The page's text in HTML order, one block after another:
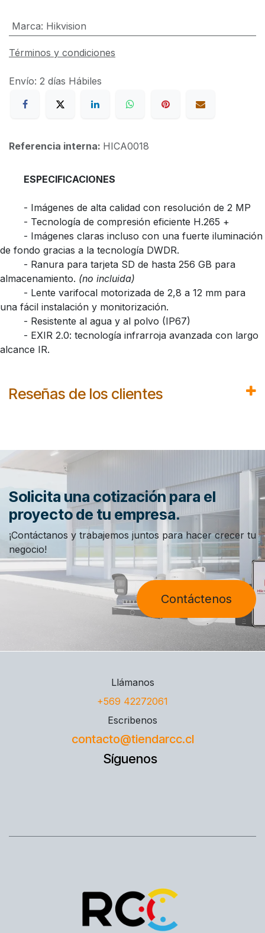
Marca: Hikvision
Términos y condiciones
Envío: 2 días Hábiles
Referencia interna: HICA0018
​ESPECIFICACIONES
​- Imágenes de alta calidad con resolución de 2 MP
​- Tecnología de compresión eficiente H.265 +
​- Imágenes claras incluso con una fuerte iluminación
de fondo gracias a la tecnología DWDR.
​- Ranura para tarjeta SD de hasta 256 GB para
almacenamiento. (no incluida)
​- Lente varifocal motorizada de 2,8 a 12 mm para
una fácil instalación y monitorización.
​- Resistente al agua y al polvo (IP67)
​- EXIR 2.0: tecnología infrarroja avanzada con largo
alcance IR.
Reseñas de los clientes
Solicita una cotización para el
proyecto de tu empresa.
¡Contáctanos y trabajemos juntos para hacer crecer tu
negocio!
Contáctenos
Llámanos
+569 42272061
Escribenos
contacto@tiendarcc.cl
Síguenos